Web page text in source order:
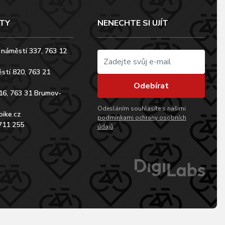
337, 763 12
820, 763 21
763 31 Brumov-
255
NENECHTE SI UJÍT
Odebírat
Odesláním souhlasíte s našimi
podmínkami ochrany osobních
údajů.